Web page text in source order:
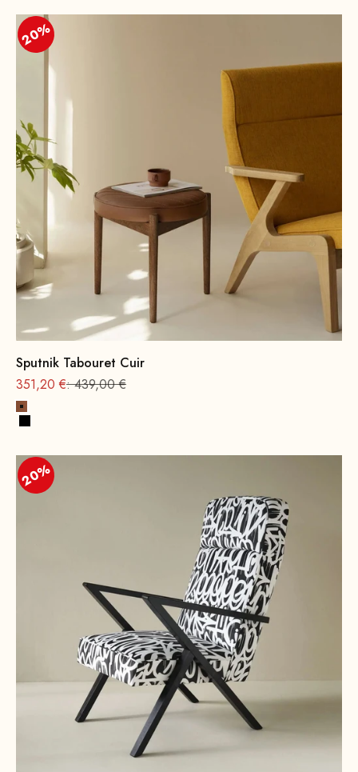
20%
Sputnik Tabouret Cuir
Offre à partir de
351,20 €Prix normal
: 439,00 €
Cognac
Noir
20%